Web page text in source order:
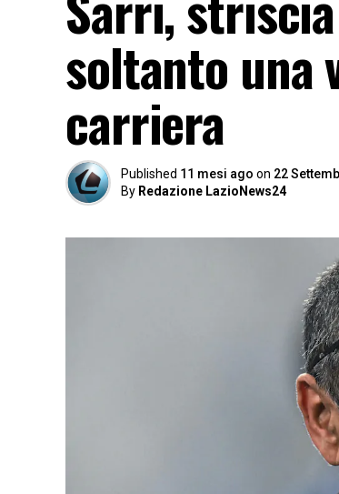
soltanto una
carriera
Published 11 mesi ago on 22
By Redazione LazioNews24